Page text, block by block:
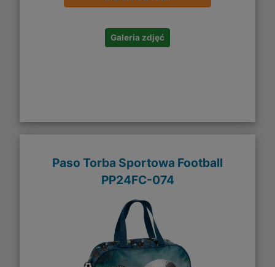
Galeria zdjęć
Paso Torba Sportowa Football
PP24FC-074